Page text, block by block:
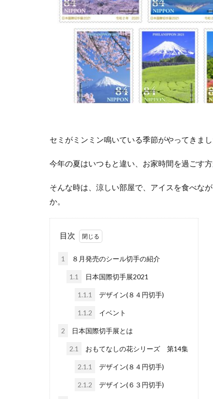
セミがミンミン鳴いている季節がやってきまし
今年の夏はいつもと違い、お家時間を過ごす方
そんな時は、涼しい部屋で、アイスを食べな
か。
目次
1 ８月発売のシール切手の紹介
1.1 日本国際切手展2021
1.1.1 デザイン(８４円切手)
1.1.2 イベント
2 日本国際切手展とは
2.1 おもてなしの花シリーズ 第14集
2.1.1 デザイン(８４円切手)
2.1.2 デザイン(６３円切手)